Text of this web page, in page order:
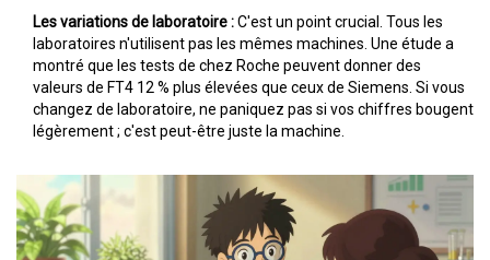
Les variations de laboratoire :C'est un point crucial. Tous les
laboratoires n'utilisent pas les mêmes machines. Une étude a
montré que les tests de chez Roche peuvent donner des
valeurs de FT4 12 % plus élevées que ceux de Siemens. Si vous
changez de laboratoire, ne paniquez pas si vos chiffres bougent
légèrement ; c'est peut-être juste la machine.